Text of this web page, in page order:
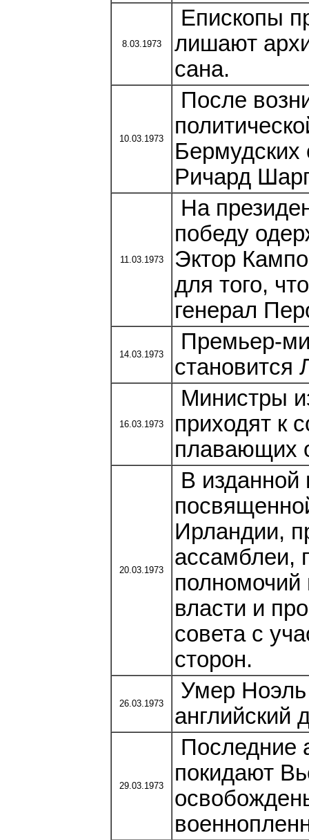
8.03.1973
Епископы
лишают
сана.
10.03.1973
После
Бермудских
Ричард
11.03.1973
На
победу
Эктор
для того,
генерал
14.03.1973
Премьер-
становится
16.03.1973
Министры
приходят к
плавающих
20.03.1973
В изданной
Ирландии,
ассамблеи,
полномочий
власти и
совета с
сторон.
26.03.1973
Умер Ноэль
английский
29.03.1973
Последние
покидают